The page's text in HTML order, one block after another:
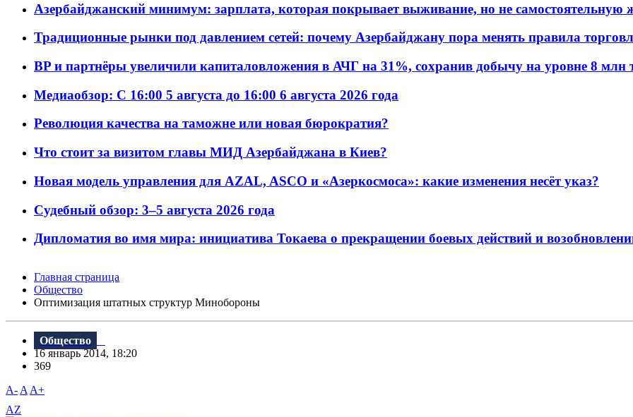
Азербайджанский минимум: зарплата, которая покрывает выживание, но не самостоятельную
Традиционные рынки под давлением сетей: почему Азербайджану пора менять правила
BP и партнёры увеличили капиталовложения в АЧГ на 31%, сохранив добычу на уровне 8 млн
Медиаобзор: С 16:00 5 августа до 16:00 6 августа 2026 года
Революция качества на таможне или новая бюрократия?
Что стоит за визитом главы МИД Азербайджана в Киев?
Новая модель управления для AZAL, ASCO и «Азеркосмоса»: какие изменения несёт указ?
Судебный обзор: 3–5 августа 2026 года
Дипломатия во имя мира: инициатива Токаева о прекращении боевых действий и
Главная страница
Общество
Оптимизация штатных структур Минобороны
Общество
16 январь 2014, 18:20
369
A- A A+
AZ